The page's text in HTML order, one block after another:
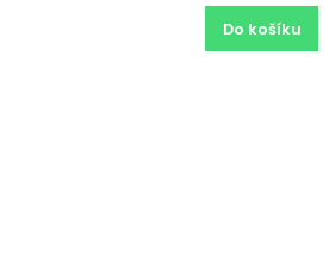
Do košíku